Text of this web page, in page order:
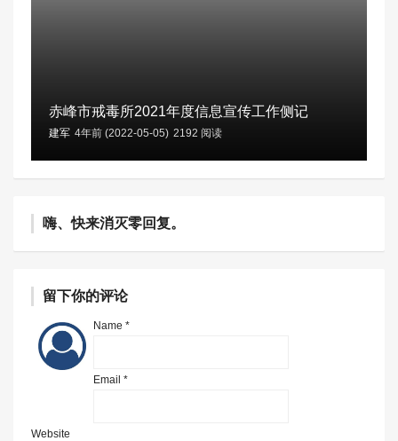
赤峰市戒毒所2021年度信息宣传工作侧记
建军 4年前 (2022-05-05) 2192 阅读
嗨、快来消灭零回复。
留下你的评论
Name *
Email *
Website